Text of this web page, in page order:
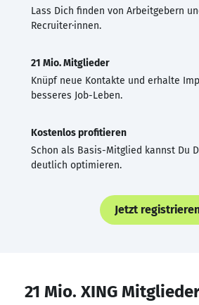
Lass Dich finden von Arbeitgebern
Recruiter·innen.
21 Mio. Mitglieder
Knüpf neue Kontakte und erhalte
besseres Job-Leben.
Kostenlos profitieren
Schon als Basis-Mitglied kannst Du
deutlich optimieren.
Jetzt
21 Mio. XING